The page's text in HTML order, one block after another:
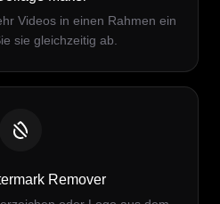
Videos in einen Rahmen ein
sie gleichzeitig ab.
Remover